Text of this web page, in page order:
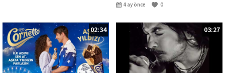
4 ay önce 0
02:34 03:27